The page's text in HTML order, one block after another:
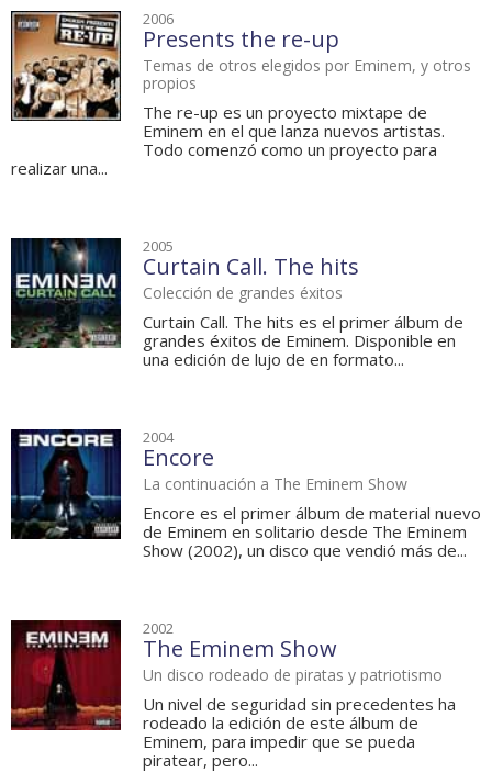
2006
Presents the re-up
Temas de otros elegidos por Eminem, y otros
propios
The re-up es un proyecto mixtape de
Eminem en el que lanza nuevos artistas.
Todo comenzó como un proyecto para
realizar una...
2005
Curtain Call. The hits
Colección de grandes éxitos
Curtain Call. The hits es el primer álbum de
grandes éxitos de Eminem. Disponible en
una edición de lujo de en formato...
2004
Encore
La continuación a The Eminem Show
Encore es el primer álbum de material nuevo
de Eminem en solitario desde The Eminem
Show (2002), un disco que vendió más de...
2002
The Eminem Show
Un disco rodeado de piratas y patriotismo
Un nivel de seguridad sin precedentes ha
rodeado la edición de este álbum de
Eminem, para impedir que se pueda
piratear, pero...